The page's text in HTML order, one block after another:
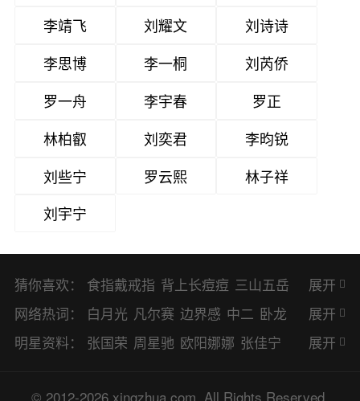
李靖飞
刘耀文
刘诗诗
李思博
李一桐
刘芮侨
罗一舟
李宇春
罗正
林柏叡
刘奕君
李昀锐
刘些宁
罗云熙
林子祥
刘宇宁
猜你喜欢： 食指戴戒指 背上长痘痘 三山五岳
避暑胜地
展开
网络热词：
白月光 凡尔赛 边界感 中二 卧龙
凤雏 二次元 KPI EMO CP BUG
展开
明星资料：
张国荣 周星驰 欧阳娜娜 张佳宁
展开
© 2012-2026 xingzhua.com. All Rights Reserved.